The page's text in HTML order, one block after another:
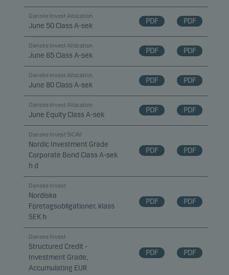
Danske Invest Allocation
June 50 Class A-sek
PDF PDF
Danske Invest Allocation
June 65 Class A-sek
PDF PDF
Danske Invest Allocation
June 80 Class A-sek
PDF PDF
Danske Invest Allocation
June Equity Class A-sek
PDF PDF
Danske Invest SICAV
Nordic Investment Grade
Corporate Bond Class A-sek
h d
PDF PDF
Danske Invest
Nordiska
Företagsobligationer, klass
SEK h
PDF PDF
Danske Invest
Structured Credit -
Investment Grade,
Accumulating EUR
PDF PDF